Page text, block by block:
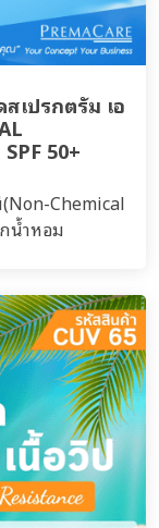
เปรกตรัม เอ
50+
Chemical
น้ำหอม